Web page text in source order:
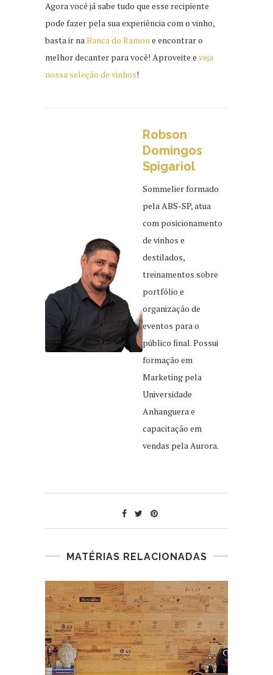
Agora você já sabe tudo que esse recipiente
pode fazer pela sua experiência com o vinho,
basta ir naBanca do Ramone encontrar o
melhor decanter para você! Aproveite e veja
nossa seleção de vinhos!
Robson
Domingos
Spigariol
Sommelier formado
pela ABS-SP, atua
com posicionamento
de vinhos e
destilados,
treinamentos sobre
portfólio e
organização de
eventos para o
público final. Possui
formação em
Marketing pela
Universidade
Anhanguera e
capacitação em
vendas pela Aurora.
MATÉRIAS RELACIONADAS